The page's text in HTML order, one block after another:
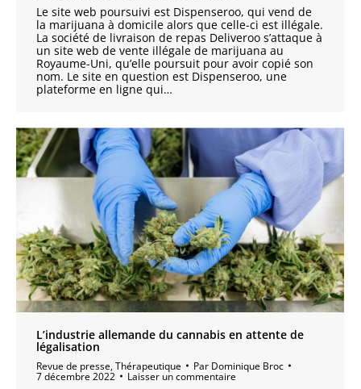
Le site web poursuivi est Dispenseroo, qui vend de
la marijuana à domicile alors que celle-ci est illégale.
La société de livraison de repas Deliveroo s’attaque à
un site web de vente illégale de marijuana au
Royaume-Uni, qu’elle poursuit pour avoir copié son
nom. Le site en question est Dispenseroo, une
plateforme en ligne qui…
L’industrie allemande du cannabis en attente de
légalisation
Revue de presse,Thérapeutique Par Dominique Broc
7 décembre 2022 Laisser un commentaire